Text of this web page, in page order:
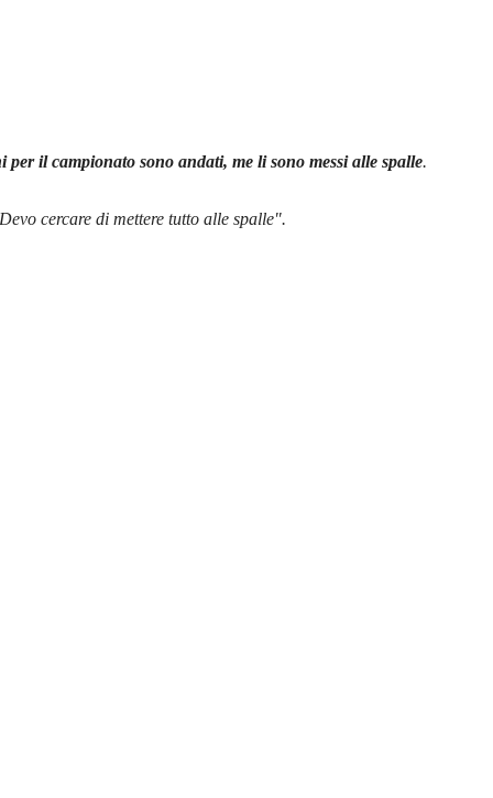
per il campionato sono andati, me li sono messi alle spalle.
cercare di mettere tutto alle spalle".